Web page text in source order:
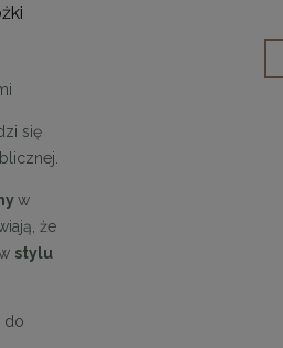
się
w
że
stylu
do